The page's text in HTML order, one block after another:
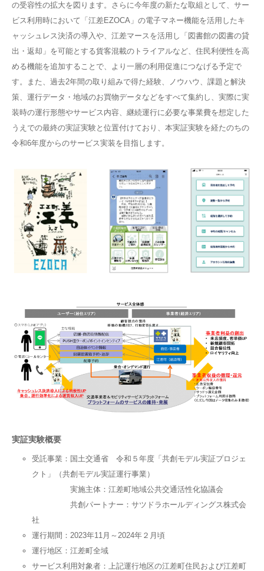
の受容性の拡大を図ります。さらに今年度の新たな取組として、サー
ビス利用時において「江差EZOCA」の電子マネー機能を活用したキ
ャッシュレス決済の導入や、江差マースを活用し「図書館の図書の貸
出・返却」を可能とする貨客混載のトライアルなど、住民利便性を高
める機能を追加することで、より一層の利用促進につなげる予定で
す。また、過去2年間の取り組みで得た経験、ノウハウ、課題と解決
策、運行データ・地域のお買物データなどをすべて集約し、実際に実
装時の運行形態やサービス内容、継続運行に必要な事業費を想定した
うえでの最終の実証実験と位置付けており、本実証実験を経たのちの
令和6年度からのサービス実装を目指します。
実証実験概要
受託事業：国土交通省 令和５年度「共創モデル実証プロジェ
クト」（共創モデル実証運行事業）
実施主体：江差町地域公共交通活性化協議会
共創パートナー：サツドラホールディングス株式会
社
運行期間：2023年11月～2024年２月頃
運行地区：江差町全域
サービス利用対象者：上記運行地区の江差町住民および江差町